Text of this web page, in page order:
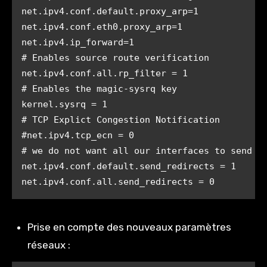
net.ipv4.conf.default.proxy_arp=1
net.ipv4.conf.eth0.proxy_arp=1
net.ipv4.ip_forward=1
# Enables source route verification
net.ipv4.conf.all.rp_filter = 1
# Enables the magic-sysrq key
kernel.sysrq = 1
# TCP Explict Congestion Notification
#net.ipv4.tcp_ecn = 0
# we do not want all our interfaces to send
net.ipv4.conf.default.send_redirects = 1
net.ipv4.conf.all.send_redirects = 0
Prise en compte des nouveaux paramètres
réseaux :